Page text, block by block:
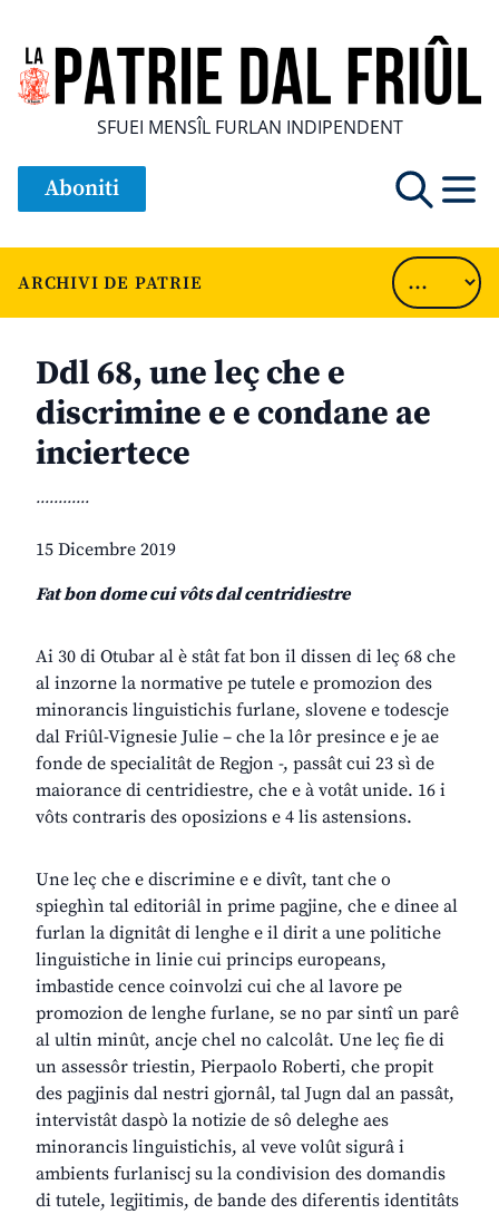
SFUEI MENSÎL FURLAN INDIPENDENT
Aboniti
ARCHIVI DE PATRIE
Ddl 68, une leç che e
discrimine e e condane ae
inciertece
............
15 Dicembre 2019
Fat bon dome cui vôts dal centridiestre
Ai 30 di Otubar al è stât fat bon il dissen di leç 68 che
al inzorne la normative pe tutele e promozion des
minorancis linguistichis furlane, slovene e todescje
dal Friûl-Vignesie Julie – che la lôr presince e je ae
fonde de specialitât de Regjon -, passât cui 23 sì de
maiorance di centridiestre, che e à votât unide. 16 i
vôts contraris des oposizions e 4 lis astensions.
Une leç che e discrimine e e divît, tant che o
spieghìn tal editoriâl in prime pagjine, che e dinee al
furlan la dignitât di lenghe e il dirit a une politiche
linguistiche in linie cui princips europeans,
imbastide cence coinvolzi cui che al lavore pe
promozion de lenghe furlane, se no par sintî un parê
al ultin minût, ancje chel no calcolât. Une leç fie di
un assessôr triestin, Pierpaolo Roberti, che propit
des pagjinis dal nestri gjornâl, tal Jugn dal an passât,
intervistât daspò la notizie de sô deleghe aes
minorancis linguistichis, al veve volût sigurâ i
ambients furlaniscj su la condivision des domandis
di tutele, legjitimis, de bande des diferentis identitâts